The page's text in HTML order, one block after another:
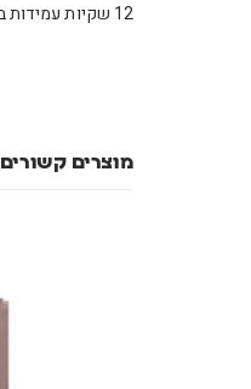
12 שקיות עמידות במיוחד
מוצרים קשורים